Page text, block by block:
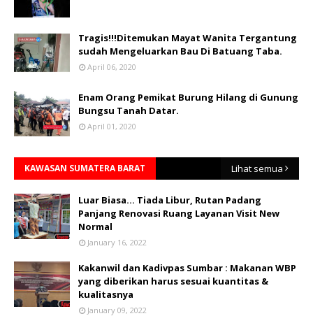
Tragis!!!Ditemukan Mayat Wanita Tergantung
sudah Mengeluarkan Bau Di Batuang Taba.
April 06, 2020
Enam Orang Pemikat Burung Hilang di Gunung
Bungsu Tanah Datar.
April 01, 2020
KAWASAN SUMATERA BARAT Lihat semua
Luar Biasa... Tiada Libur, Rutan Padang
Panjang Renovasi Ruang Layanan Visit New
Normal
January 16, 2022
Kakanwil dan Kadivpas Sumbar : Makanan WBP
yang diberikan harus sesuai kuantitas &
kualitasnya
January 09, 2022